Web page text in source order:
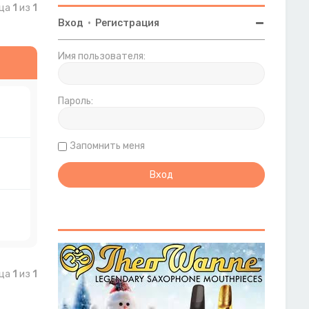
1 из 1
1 из 1
Вход • Регистрация
Имя пользователя:
Пароль:
Запомнить меня